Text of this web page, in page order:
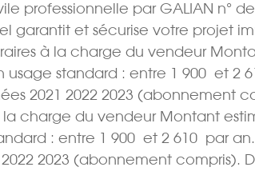
professionnelle par GALIAN n°
garantit et sécurise votre projet
à la charge du vendeur
standard : entre 1 900  et 2
2021 2022 2023 (abonnement
la charge du vendeur Montant
: entre 1 900  et 2 610  par
2023 (abonnement compris).